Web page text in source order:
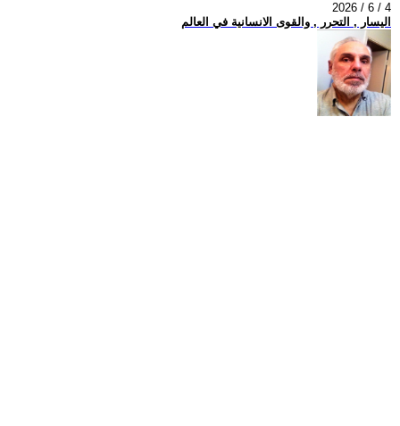
2026 / 6 / 4
اليسار , التحرر , والقوى الانسانية في العالم